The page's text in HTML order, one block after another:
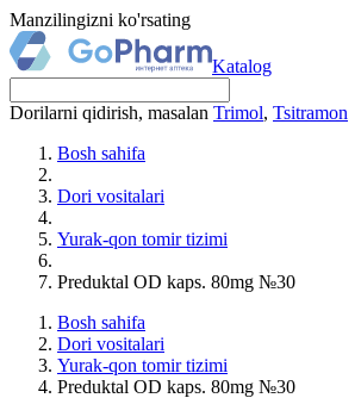
Manzilingizni ko'rsating
Katalog
Dorilarni qidirish, masalan Trimol, Tsitramon
Bosh sahifa
Dori vositalari
Yurak-qon tomir tizimi
Preduktal OD kaps. 80mg №30
Bosh sahifa
Dori vositalari
Yurak-qon tomir tizimi
Preduktal OD kaps. 80mg №30